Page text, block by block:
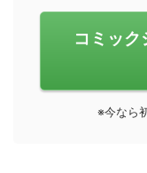
コミック
※今なら